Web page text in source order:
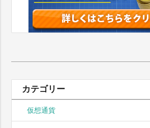
索:
カテゴリー
仮想通貨